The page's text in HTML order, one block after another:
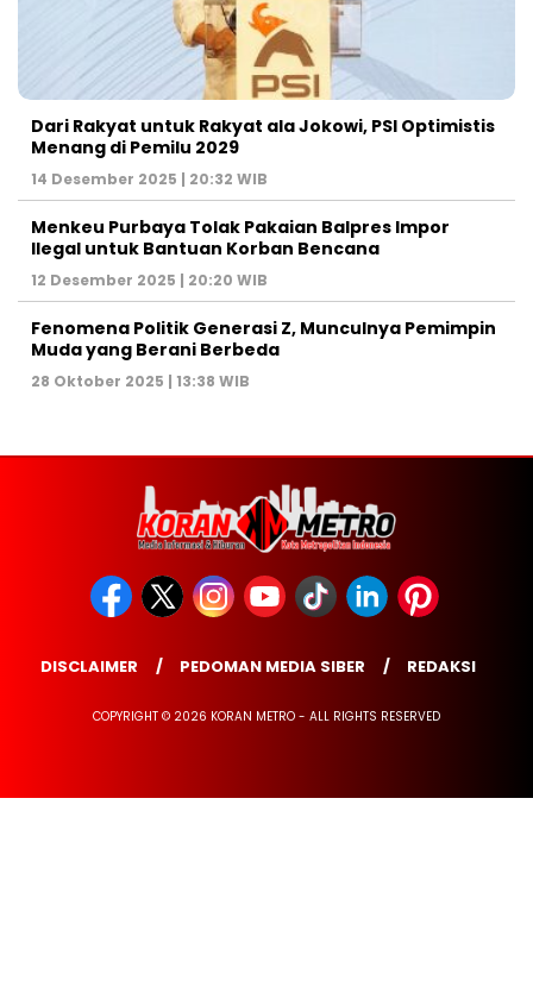
Dari Rakyat untuk Rakyat ala Jokowi, PSI Optimistis
Menang di Pemilu 2029
14 Desember 2025 | 20:32 WIB
Menkeu Purbaya Tolak Pakaian Balpres Impor
Ilegal untuk Bantuan Korban Bencana
12 Desember 2025 | 20:20 WIB
Fenomena Politik Generasi Z, Munculnya Pemimpin
Muda yang Berani Berbeda
28 Oktober 2025 | 13:38 WIB
DISCLAIMER PEDOMAN MEDIA SIBER REDAKSI
COPYRIGHT © 2026 KORAN METRO - ALL RIGHTS RESERVED